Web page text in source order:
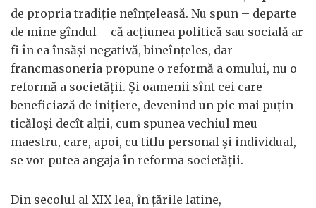
de propria tradiţie neînţeleasă. Nu spun – departe
de mine gîndul – că acţiunea politică sau socială ar
fi în ea însăşi negativă, bineînţeles, dar
francmasoneria propune o reformă a omului, nu o
reformă a societăţii. Şi oamenii sînt cei care
beneficiază de iniţiere, devenind un pic mai puţin
ticăloşi decît alţii, cum spunea vechiul meu
maestru, care, apoi, cu titlu personal şi individual,
se vor putea angaja în reforma societăţii.
Din secolul al XIX-lea, în ţările latine,